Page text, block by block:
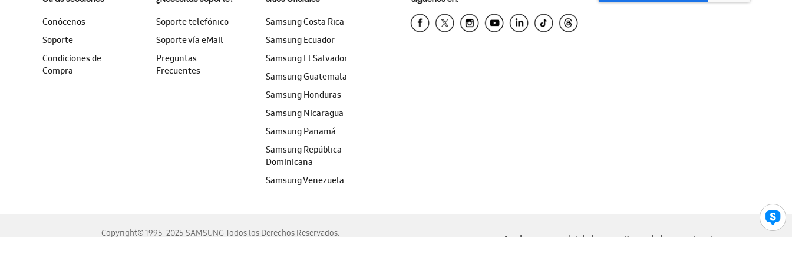
Conócenos
Soporte
Condiciones de
Compra
Soporte telefónico
Soporte vía eMail
Preguntas
Frecuentes
Samsung Costa Rica
Samsung Ecuador
Samsung El Salvador
Samsung Guatemala
Samsung Honduras
Samsung Nicaragua
Samsung Panamá
Samsung República
Dominicana
Samsung Venezuela
Copyright© 1995-2025 SAMSUNG Todos los Derechos Reservados.
Ayuda para accesibilidad Privacidad Legal